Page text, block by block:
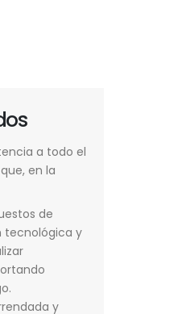
a todo el
en la
de
tecnológica y
y